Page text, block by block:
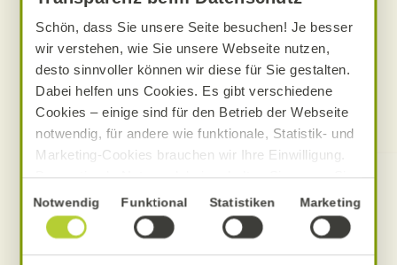
Schön, dass Sie unsere Seite besuchen! Je besser
wir verstehen, wie Sie unsere Webseite nutzen,
desto sinnvoller können wir diese für Sie gestalten.
Dabei helfen uns Cookies. Es gibt verschiedene
Cookies – einige sind für den Betrieb der Webseite
notwendig, für andere wie funktionale, Statistik- und
Marketing-Cookies brauchen wir Ihre Einwilligung.
Das optimale Nutzererlebnis erhalten Sie, wenn Sie
„Alle Cookies erlauben“ anklicken. Ihre Einwilligung
umfasst in diesem Fall auch den Einsatz von
Dienstleistern in Drittländern, die kein mit der EU
Einwilligungsauswahl
Notwendig Funktional Statistiken Marketing
Produkte zum Rezept